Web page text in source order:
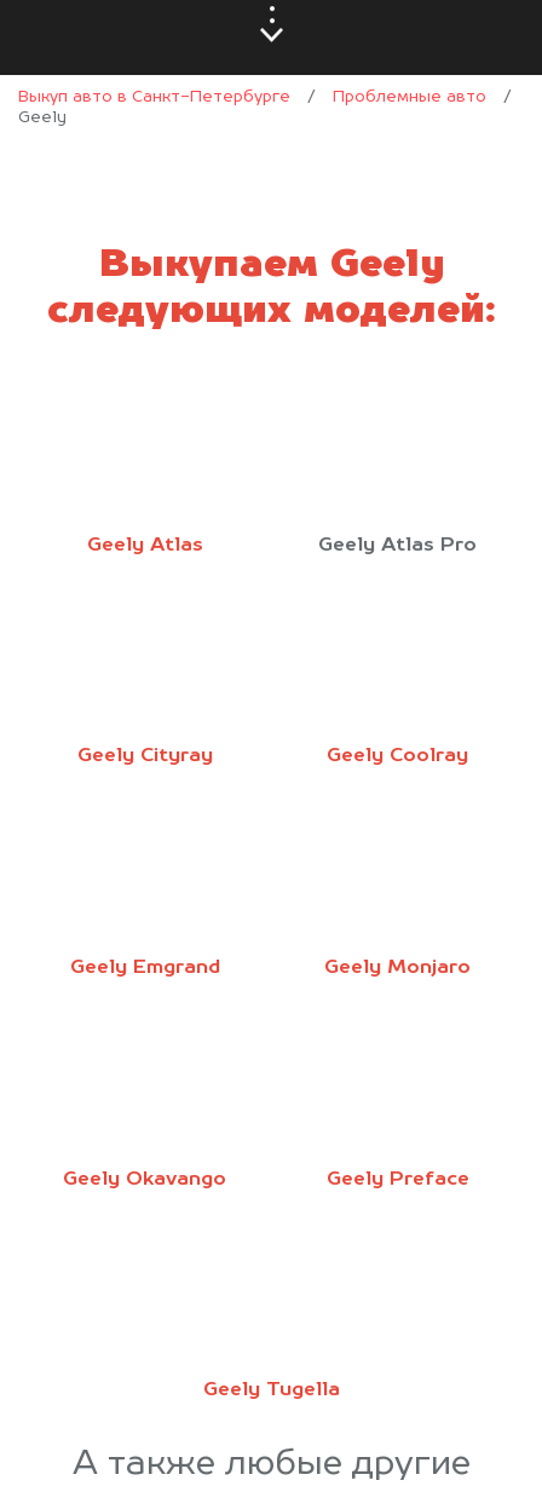
Выкуп авто в Санкт-Петербурге / Проблемные авто
/
Geely
Выкупаем Geely
следующих моделей:
Geely Atlas Geely Atlas Pro
Geely Cityray Geely Coolray
Geely Emgrand Geely Monjaro
Geely Okavango Geely Preface
Geely Tugella
А также любые другие